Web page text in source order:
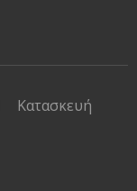
Κατασκευή